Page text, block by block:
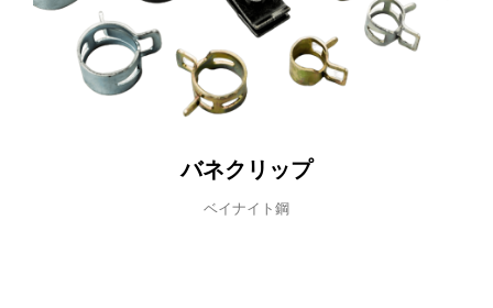
バネクリップ
ベイナイト鋼